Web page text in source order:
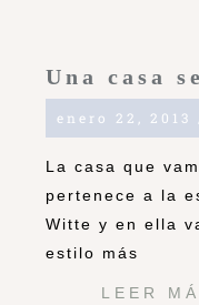
Una casa
enero 22, 2013
La casa que
pertenece a la
Witte y en ella
estilo más
LEER